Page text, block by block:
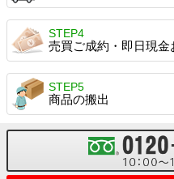
STEP4
売買ご成約・即日現金
STEP5
商品の搬出